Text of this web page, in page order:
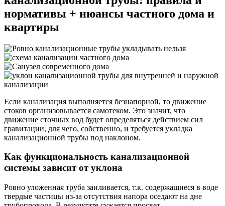
нормативы + нюансы частного дома и
квартиры
Если канализация выполняется безнапорной, то движение
стоков организовывается самотеком. Это значит, что
движение сточных вод будет определяться действием сил
гравитации, для чего, собственно, и требуется укладка
канализационной трубы под наклоном.
Как функциональность канализационной
системы зависит от уклона
Ровно уложенная труба заиливается, т.к. содержащиеся в воде
твердые частицы из-за отсутствия напора оседают на дне